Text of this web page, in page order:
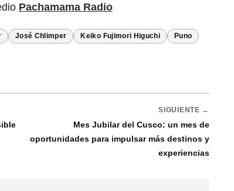
Pachamama Radio
José Chlimper Keiko Fujimori Higuchi Puno
SIGUIENTE →
Mes Jubilar del Cusco: un mes de
oportunidades para impulsar más destinos y
experiencias